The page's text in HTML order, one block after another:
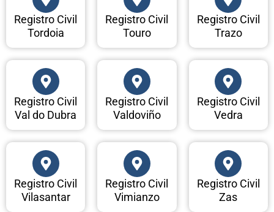
Registro Civil
Tordoia
Registro Civil
Touro
Registro Civil
Trazo
Registro Civil
Val do Dubra
Registro Civil
Valdoviño
Registro Civil
Vedra
Registro Civil
Vilasantar
Registro Civil
Vimianzo
Registro Civil
Zas